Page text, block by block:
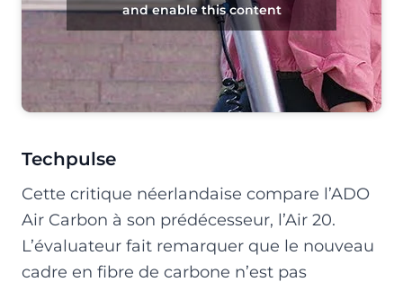
and enable this content
Techpulse
Cette critique néerlandaise compare l’ADO
Air Carbon à son prédécesseur, l’Air 20.
L’évaluateur fait remarquer que le nouveau
cadre en fibre de carbone n’est pas